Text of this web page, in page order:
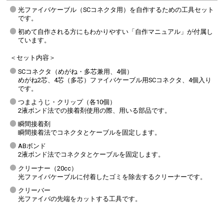
光ファイバケーブル（SCコネクタ用）を自作するための工具セット
です。
初めて自作される方にもわかりやすい「自作マニュアル」が付属し
ています。
＜セット内容＞
SCコネクタ（めがね・多芯兼用、4個）
めがね2芯、4芯（多芯）ファイバケーブル用SCコネクタ、4個入り
です。
つまようじ・クリップ（各10個）
2液ボンド法での接着剤使用の際、用いる部品です。
瞬間接着剤
瞬間接着法でコネクタとケーブルを固定します。
ABボンド
2液ボンド法でコネクタとケーブルを固定します。
クリーナー（20cc）
光ファイバケーブルに付着したゴミを除去するクリーナーです。
クリーバー
光ファイバの先端をカットする工具です。